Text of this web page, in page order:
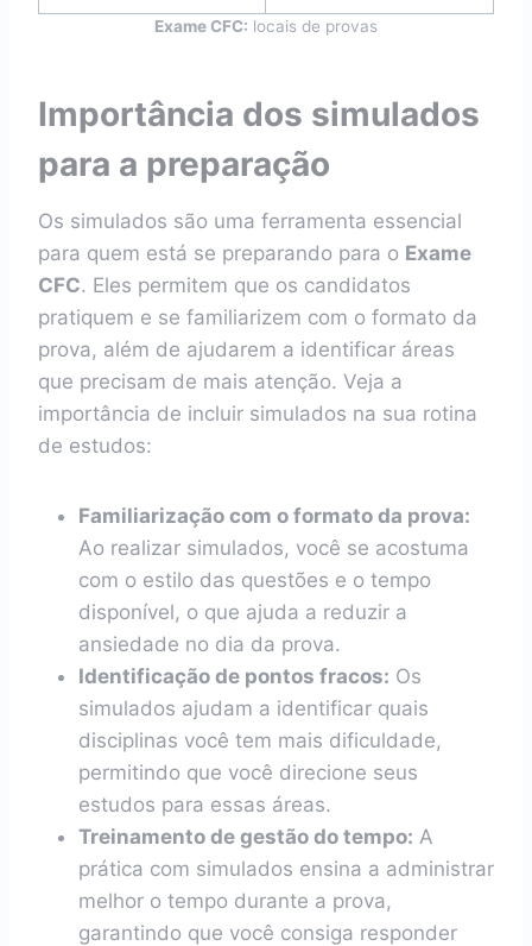
Exame CFC: locais de provas
Importância dos simulados
para a preparação
Os simulados são uma ferramenta essencial
para quem está se preparando para o Exame
CFC. Eles permitem que os candidatos
pratiquem e se familiarizem com o formato da
prova, além de ajudarem a identificar áreas
que precisam de mais atenção. Veja a
importância de incluir simulados na sua rotina
de estudos:
Familiarização com o formato da prova:
Ao realizar simulados, você se acostuma
com o estilo das questões e o tempo
disponível, o que ajuda a reduzir a
ansiedade no dia da prova.
Identificação de pontos fracos: Os
simulados ajudam a identificar quais
disciplinas você tem mais dificuldade,
permitindo que você direcione seus
estudos para essas áreas.
Treinamento de gestão do tempo: A
prática com simulados ensina a administrar
melhor o tempo durante a prova,
garantindo que você consiga responder